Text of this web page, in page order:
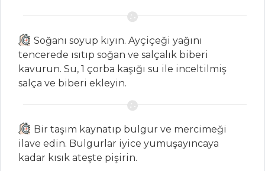
OTLU BÖREK
VEJETARYEN
PİZZA
SALATALAR
Soğanı soyup kıyın. Ayçiçeği yağını
tencerede ısıtıp soğan ve salçalık biberi
kavurun. Su, 1 çorba kaşığı su ile inceltilmiş
salça ve biberi ekleyin.
Bir taşım kaynatıp bulgur ve mercimeği
ilave edin. Bulgurlar iyice yumuşayıncaya
kadar kısık ateşte pişirin.